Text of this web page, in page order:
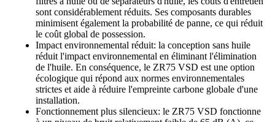
sont considérablement réduits. Ses composants durables
minimisent également la probabilité de panne, ce qui réduit
le coût global de possession.
Impact environnemental réduit: la conception sans huile
réduit l'impact environnemental en éliminant l'élimination
de l'huile. En conséquence, le ZR75 VSD est une option
écologique qui répond aux normes environnementales
strictes et aide à réduire l'empreinte carbone globale d'une
installation.
Fonctionnement plus silencieux: le ZR75 VSD fonctionne